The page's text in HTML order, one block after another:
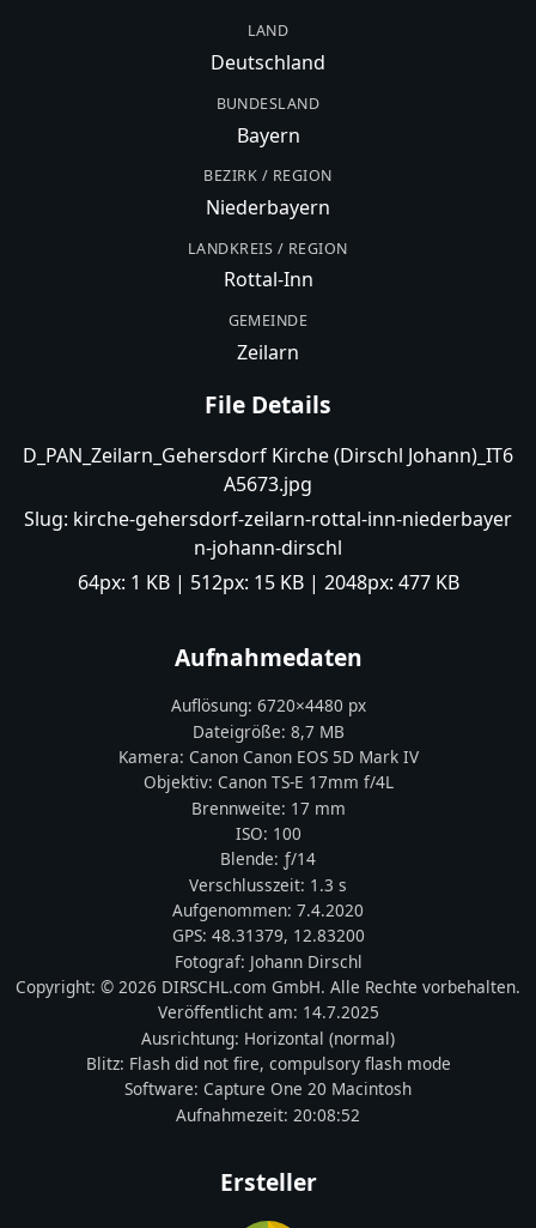
LAND
Deutschland
BUNDESLAND
Bayern
BEZIRK / REGION
Niederbayern
LANDKREIS / REGION
Rottal-Inn
GEMEINDE
Zeilarn
File Details
D_PAN_Zeilarn_Gehersdorf Kirche (Dirschl Johann)_IT6
A5673.jpg
Slug: kirche-gehersdorf-zeilarn-rottal-inn-niederbayer
n-johann-dirschl
64px: 1 KB| 512px: 15 KB| 2048px: 477 KB
Aufnahmedaten
Auflösung: 6720×4480 px
Dateigröße: 8,7 MB
Kamera: CanonCanon EOS 5D Mark IV
Objektiv: Canon TS-E 17mm f/4L
Brennweite: 17 mm
ISO: 100
Blende: ƒ/14
Verschlusszeit: 1.3 s
Aufgenommen: 7.4.2020
GPS: 48.31379, 12.83200
Fotograf: Johann Dirschl
Copyright: © 2026 DIRSCHL.com GmbH. Alle Rechte vorbehalten.
Veröffentlicht am: 14.7.2025
Ausrichtung: Horizontal (normal)
Blitz: Flash did not fire, compulsory flash mode
Software: Capture One 20 Macintosh
Aufnahmezeit: 20:08:52
Ersteller